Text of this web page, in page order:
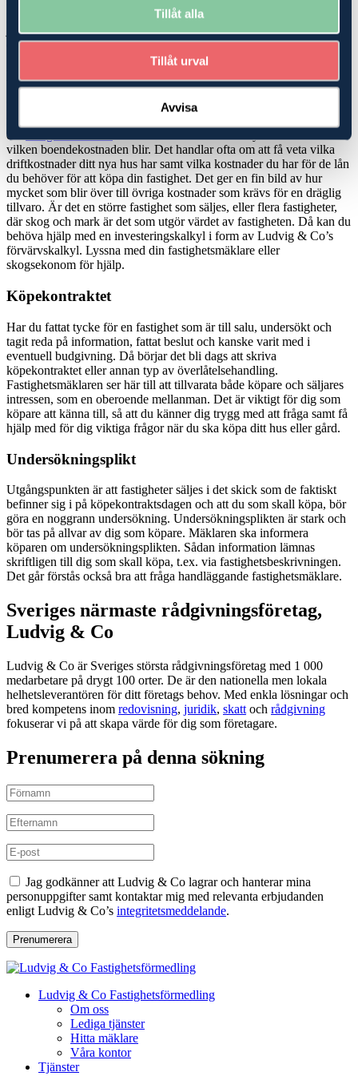
Tillåt alla
Tillåt urval
Avvisa
planer? Vi har experter på skatterätt, ekonomi, rådgivning och
juridik, som kan hjälpa dig att hitta den bästa möjliga lösningen när
du ska köpaskogeller jordbruk-/lantbruksfastighet.
Köp- och investeringskalkyler
Köper du en mindre fastighet, en så kallad avstyckad gård där det
din
vilken boendekostnaden blir. Det handlar ofta om att få veta vilka
driftkostnader ditt nya hus har samt vilka kostnader du har för de lån
du behöver för att köpa din fastighet. Det ger en fin bild av hur
mycket som blir över till övriga kostnader som krävs för en dräglig
tillvaro. Är det en större fastighet som säljes, eller flera fastigheter,
där skog och mark är det som utgör värdet av fastigheten. Då kan du
behöva hjälp med en investeringskalkyl i form av Ludvig & Co’s
förvärvskalkyl. Lyssna med din fastighetsmäklare eller
skogsekonom för hjälp.
Köpekontraktet
Har du fattat tycke för en fastighet som är till salu, undersökt och
tagit reda på information, fattat beslut och kanske varit med i
eventuell budgivning. Då börjar det bli dags att skriva
köpekontraktet eller annan typ av överlåtelsehandling.
Fastighetsmäklaren ser här till att tillvarata både köpare och säljares
intressen, som en oberoende mellanman. Det är viktigt för dig som
köpare att känna till, så att du känner dig trygg med att fråga samt få
hjälp med för dig viktiga frågor när du ska köpa ditt hus eller gård.
Undersökningsplikt
Utgångspunkten är att fastigheter säljes i det skick som de faktiskt
befinner sig i på köpekontraktsdagen och att du som skall köpa, bör
göra en noggrann undersökning. Undersökningsplikten är stark och
bör tas på allvar av dig som köpare. Mäklaren ska informera
köparen om undersökningsplikten. Sådan information lämnas
skriftligen till dig som skall köpa, t.ex. via fastighetsbeskrivningen.
Det går förstås också bra att fråga handläggande fastighetsmäklare.
Sveriges närmaste rådgivningsföretag,
Ludvig & Co
Ludvig & Co är Sveriges största rådgivningsföretag med 1 000
medarbetare på drygt 100 orter. De är den nationella men lokala
helhetsleverantören för ditt företags behov. Med enkla lösningar och
bred kompetens inom redovisning, juridik, skatt och rådgivning
fokuserar vi på att skapa värde för dig som företagare.
Prenumerera på denna sökning
Jag godkänner att Ludvig & Co lagrar och hanterar mina
personuppgifter samt kontaktar mig med relevanta erbjudanden
enligt Ludvig & Co’s integritetsmeddelande.
Prenumerera
Ludvig & Co Fastighetsförmedling
Om oss
Lediga tjänster
Hitta mäklare
Våra kontor
Tjänster